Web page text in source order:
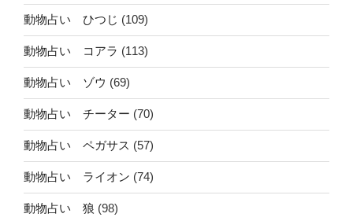
動物占い ひつじ (109)
動物占い コアラ (113)
動物占い ゾウ (69)
動物占い チーター (70)
動物占い ペガサス (57)
動物占い ライオン (74)
動物占い 狼 (98)